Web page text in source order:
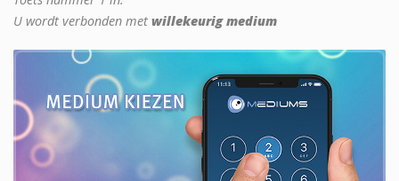
U wordt verbonden met willekeurig medium